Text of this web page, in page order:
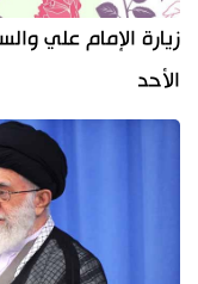
زيارة الإمام علي
الأحد